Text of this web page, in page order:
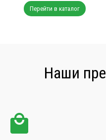
Перейти в каталог
Наши